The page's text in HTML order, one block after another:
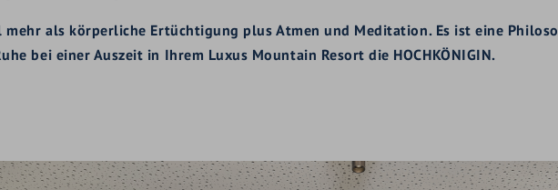
mehr als körperliche Ertüchtigung plus Atmen und Meditation. Es ist eine
bei einer Auszeit in Ihrem Luxus Mountain Resort die HOCHKÖNIGIN.